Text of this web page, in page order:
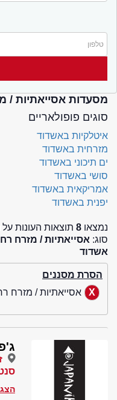
מסעדות אסייאתיות /
סוגים פופולאריים
איטלקיות באשדוד
מזרחית באשדוד
ים תיכוני באשדוד
סושי באשדוד
אמריקאית באשדוד
יפנית באשדוד
נמצאו 8 תוצאות העונות
סוג: אסייאתיות / מזרח
אשדוד
הסרת מסננים
אסייאתיות / מזרח